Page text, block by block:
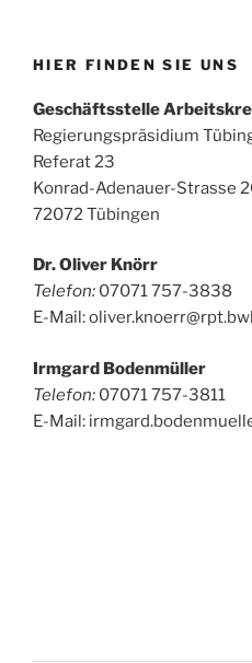
HIER FINDEN SIE UNS
Geschäftsstelle
Regierungspräsidium
Referat 23
Konrad-Adenauer-Strasse
72072 Tübingen
Dr. Oliver Knörr
Telefon: 07071 757-3838
E-Mail:
Irmgard Bodenmüller
Telefon: 07071 757-3811
E-Mail: